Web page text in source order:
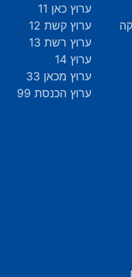
ערוץ כאן 11
ערוץ קשת 12
ערוץ רשת 13
ערוץ 14
ערוץ מכאן 33
ערוץ הכנסת 99